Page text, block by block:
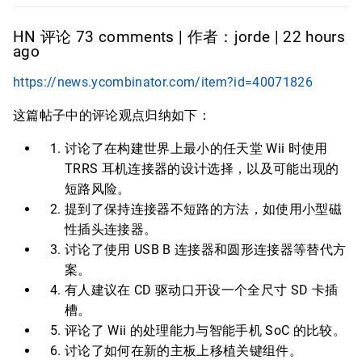
HN 评论 73 comments | 作者：jorde | 22 hours
ago
https://news.ycombinator.com/item?id=40071826
这篇帖子中的评论观点归纳如下：
讨论了在构建世界上最小的任天堂 Wii 时使用
TRRS 耳机连接器的设计选择，以及可能出现的
短路风险。
提到了保持连接器不短路的方法，如使用小型磁
性插头连接器。
讨论了使用 USB B 连接器和圆形连接器等替代方
案。
有人建议在 CD 驱动口开设一个全尺寸 SD 卡插
槽。
评论了 Wii 的处理能力与智能手机 SoC 的比较。
讨论了如何在新的主板上移植关键组件。